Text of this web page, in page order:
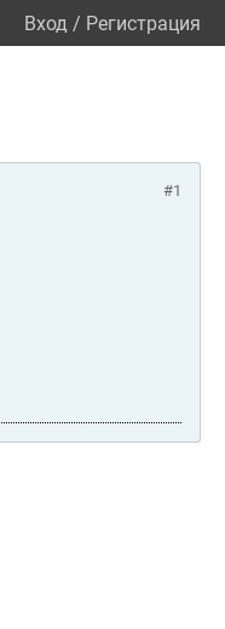
Вход / Регистрация
#1